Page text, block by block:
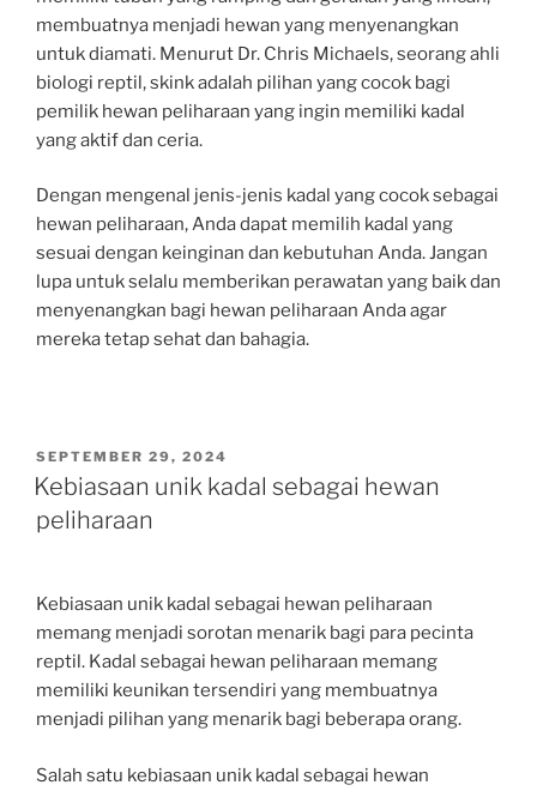
membuatnya menjadi hewan yang menyenangkan
untuk diamati. Menurut Dr. Chris Michaels, seorang ahli
biologi reptil, skink adalah pilihan yang cocok bagi
pemilik hewan peliharaan yang ingin memiliki kadal
yang aktif dan ceria.
Dengan mengenal jenis-jenis kadal yang cocok sebagai
hewan peliharaan, Anda dapat memilih kadal yang
sesuai dengan keinginan dan kebutuhan Anda. Jangan
lupa untuk selalu memberikan perawatan yang baik dan
menyenangkan bagi hewan peliharaan Anda agar
mereka tetap sehat dan bahagia.
POSTED
ON
SEPTEMBER 29, 2024
Kebiasaan unik kadal sebagai hewan
peliharaan
Kebiasaan unik kadal sebagai hewan peliharaan
memang menjadi sorotan menarik bagi para pecinta
reptil. Kadal sebagai hewan peliharaan memang
memiliki keunikan tersendiri yang membuatnya
menjadi pilihan yang menarik bagi beberapa orang.
Salah satu kebiasaan unik kadal sebagai hewan